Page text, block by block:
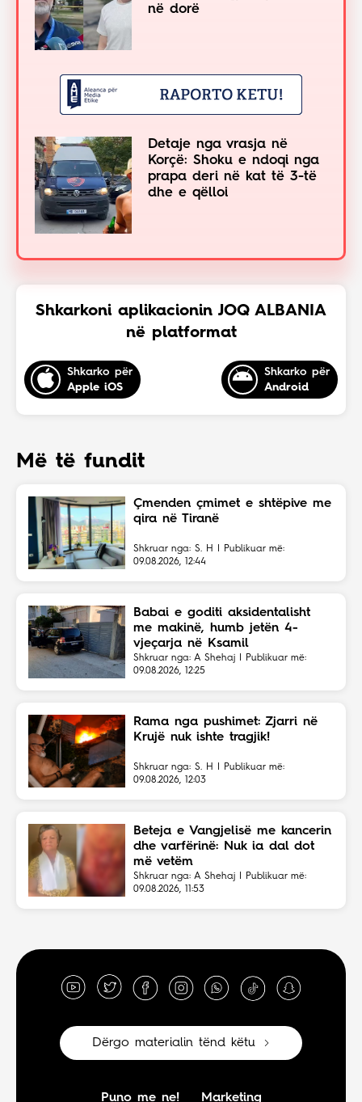
në dorë
Detaje nga vrasja në
Korçë: Shoku e ndoqi nga
prapa deri në kat të 3-të
dhe e qëlloi
Shkarkoni aplikacionin JOQ ALBANIA
në platformat
Shkarko për
Apple iOS
Shkarko për
Android
Më të fundit
Çmenden çmimet e shtëpive me
qira në Tiranë
Shkruar nga: S. H | Publikuar më:
09.08.2026, 12:44
Babai e goditi aksidentalisht
me makinë, humb jetën 4-
vjeçarja në Ksamil
Shkruar nga: A Shehaj | Publikuar më:
09.08.2026, 12:25
Rama nga pushimet: Zjarri në
Krujë nuk ishte tragjik!
Shkruar nga: S. H | Publikuar më:
09.08.2026, 12:03
Beteja e Vangjelisë me kancerin
dhe varfërinë: Nuk ia dal dot
më vetëm
Shkruar nga: A Shehaj | Publikuar më:
09.08.2026, 11:53
Dërgo materialin tënd këtu
Puno me ne! Marketing